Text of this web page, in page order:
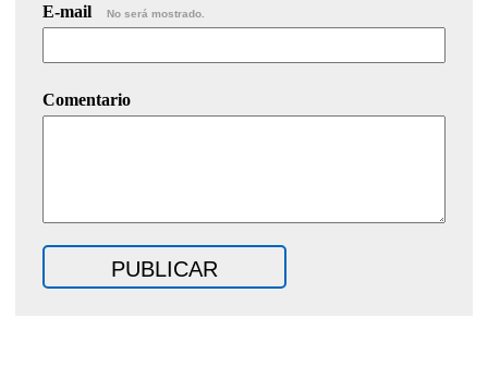
E-mail No será mostrado.
Comentario